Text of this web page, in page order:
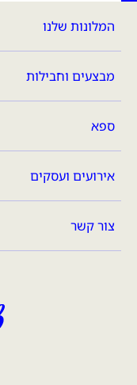
המלונות שלנו
מבצעים וחבילות
ספא
אירועים ועסקים
צור קשר